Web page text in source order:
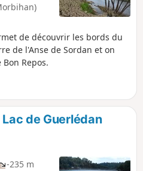
de découvrir les bords du
de l'Anse de Sordan et on
Repos.
de Guerlédan
-235 m